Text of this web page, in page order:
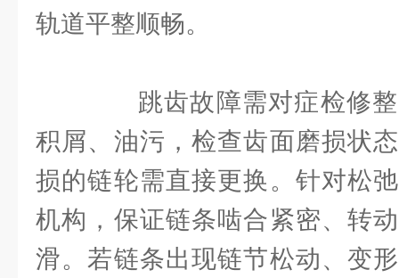
轨道平整顺畅。
跳齿故障需对症检修整
积屑、油污，检查齿面磨损状
损的链轮需直接更换。针对松
机构，保证链条啮合紧密、转
滑。若链条出现链节松动、变